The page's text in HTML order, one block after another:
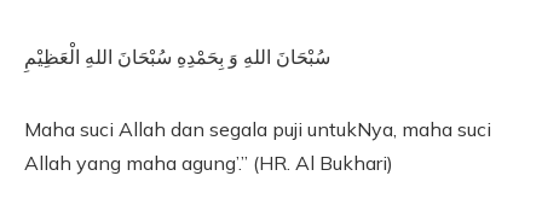
سُبْحَانَ اللهِ وَ بِحَمْدِهِ سُبْحَانَ اللهِ الْعَظِيْمِ
Maha suci Allah dan segala puji untukNya, maha suci
Allah yang maha agung’.” (HR. Al Bukhari)